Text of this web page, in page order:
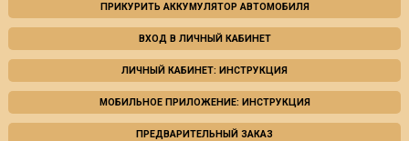
ПРИКУРИТЬ АККУМУЛЯТОР АВТОМОБИЛЯ
ВХОД В ЛИЧНЫЙ КАБИНЕТ
ЛИЧНЫЙ КАБИНЕТ: ИНСТРУКЦИЯ
МОБИЛЬНОЕ ПРИЛОЖЕНИЕ: ИНСТРУКЦИЯ
ПРЕДВАРИТЕЛЬНЫЙ ЗАКАЗ